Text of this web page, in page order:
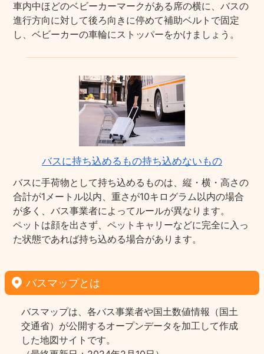
車内中ほどのベビーカーマークがある席の横に、バスの
進行方向に対して後ろ向きに停めて補助ベルトで固定
し、ベビーカーの車輪にストッパーをかけましょう。
バスに持ち込めるもの持ち込めないもの
バスに手荷物として持ち込めるものは、縦・横・高さの
合計が1メートル以内、重さが10キログラム以内の場合
が多く、バス事業者によってルールが異なります。
ペットは顔を出さず、ペットキャリーなどに完全に入っ
た状態であれば持ち込める場合があります。
バスマップとは
バスマップは、各バス事業者や国土数値情報（国土
交通省）が公開するオープンデータを加工して作成
した地図サイトです。